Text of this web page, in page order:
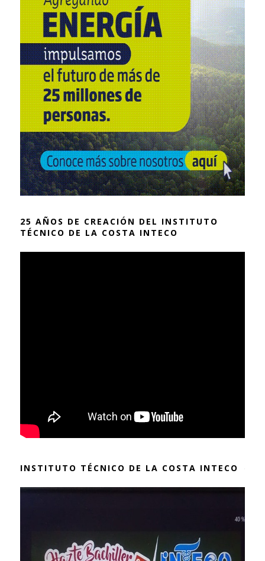
25 AÑOS DE CREACIÓN DEL INSTITUTO
TÉCNICO DE LA COSTA INTECO
INSTITUTO TÉCNICO DE LA COSTA INTECO